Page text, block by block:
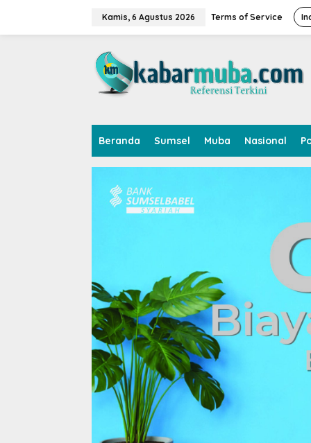
Kamis, 6 Agustus 2026 Terms of Service
Beranda Sumsel Muba Nasional